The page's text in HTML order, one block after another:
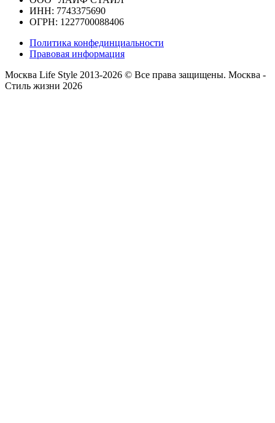
ИНН: 7743375690
ОГРН: 1227700088406
Политика конфединциальности
Правовая информация
Москва Life Style 2013-2026 © Все права защищены. Москва -
Стиль жизни 2026